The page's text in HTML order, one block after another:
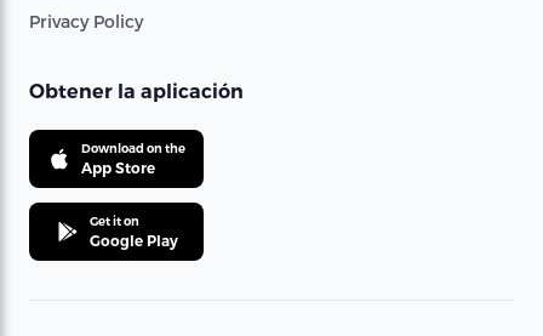
Privacy Policy
Obtener la aplicación
Download on the
App Store
Get it on
Google Play